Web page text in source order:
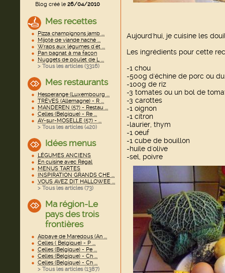
Blog créé le26/04/2010
Mes recettes
Pizza champignons jamb ...
Mijoté de viande haché ...
Wraps aux légumes d'ét ...
Pan bagnat à ma façon
Nuggets de poulet de L ...
> Tous les articles (3316)
Mes restaurants
Hesperange (Luxembourg ...
TRÈVES (Allemagne) - R ...
MANDEREN (57) - Restau ...
Celles (Belgique) - Re ...
AY-sur-MOSELLE (57) - ...
> Tous les articles (420)
Idées menus
LÉGUMES ANCIENS
En cuisine avec Régal
MENUS TARTES
INSPIRATION GRANDS CHE ...
VOUS AVEZ DIT HALLOWEE ...
> Tous les articles (73)
Ma région-Le
pays des trois
frontières
Abbaye de Maredous (An ...
Celles ( Belgique) - P ...
Celles (Belgique) - Pe ...
Celles (Belgique) - Ch ...
Celles (Belgique) - Ch ...
> Tous les articles (1387)
Aujourd'hui, je cuisine les
Les ingrédients pour cette
-1 chou
-500g d'échine de porc ou
-100g de riz
-3 tomates ou un bol de
-3 carottes
-1 oignon
-1 citron
-laurier, thym
-1 oeuf
-1 cube de bouillon
-huile d'olive
-sel, poivre